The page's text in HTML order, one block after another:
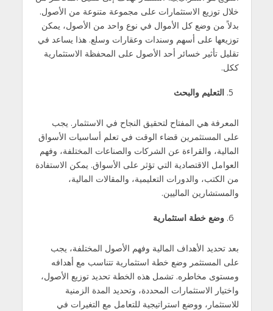
خلال توزيع الاستثمارات على مجموعة متنوعة من الأصول.
بدلاً من وضع كل الأموال في نوع واحد من الأصول، يمكن
توزيعها على أسهم وسندات وعقارات وسلع. هذا يساعد في
تقليل تأثير خسائر أحد الأصول على المحفظة الاستثمارية
ككل.
التعليم والبحث
المعرفة هي المفتاح لتحقيق النجاح في الاستثمار. يجب
على المستثمرين قضاء الوقت في تعلم أساسيات الأسواق
المالية، والقراءة عن الشركات والصناعات المختلفة، وفهم
العوامل الاقتصادية التي تؤثر على الأسواق. يمكن الاستفادة
من الكتب، والدورات التعليمية، والمقالات المالية،
والمستشارين الماليين.
وضع خطة استثمارية
بعد تحديد الأهداف المالية وفهم الأصول المختلفة، يجب
على المستثمر وضع خطة استثمارية تتناسب مع أهدافه
ومستوى مخاطره. تشمل هذه الخطة تحديد توزيع الأصول،
واختيار الاستثمارات المحددة، وتحديد المدة الزمنية
للاستثمار، ووضع استراتيجية للتعامل مع التغيرات في